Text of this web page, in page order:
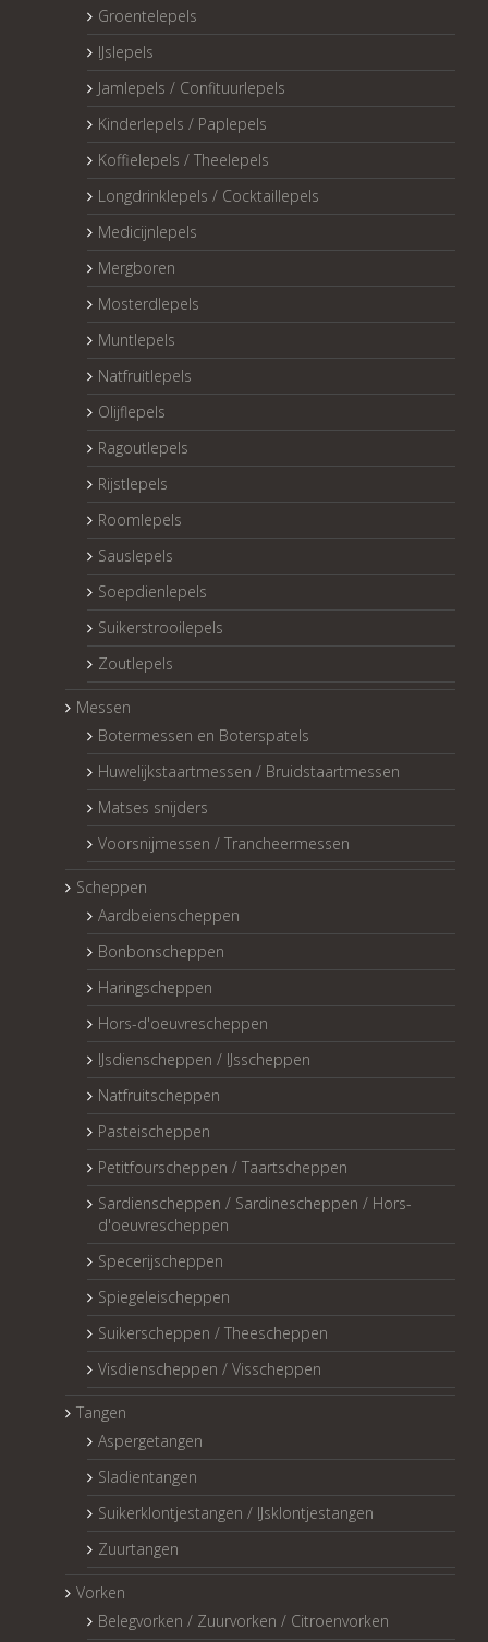
Groentelepels
IJslepels
Jamlepels / Confituurlepels
Kinderlepels / Paplepels
Koffielepels / Theelepels
Longdrinklepels / Cocktaillepels
Medicijnlepels
Mergboren
Mosterdlepels
Muntlepels
Natfruitlepels
Olijflepels
Ragoutlepels
Rijstlepels
Roomlepels
Sauslepels
Soepdienlepels
Suikerstrooilepels
Zoutlepels
Messen
Botermessen en Boterspatels
Huwelijkstaartmessen / Bruidstaartmessen
Matses snijders
Voorsnijmessen / Trancheermessen
Scheppen
Aardbeienscheppen
Bonbonscheppen
Haringscheppen
Hors-d'oeuvrescheppen
IJsdienscheppen / IJsscheppen
Natfruitscheppen
Pasteischeppen
Petitfourscheppen / Taartscheppen
Sardienscheppen / Sardinescheppen / Hors-
d'oeuvrescheppen
Specerijscheppen
Spiegeleischeppen
Suikerscheppen / Theescheppen
Visdienscheppen / Visscheppen
Tangen
Aspergetangen
Sladientangen
Suikerklontjestangen / IJsklontjestangen
Zuurtangen
Vorken
Belegvorken / Zuurvorken / Citroenvorken